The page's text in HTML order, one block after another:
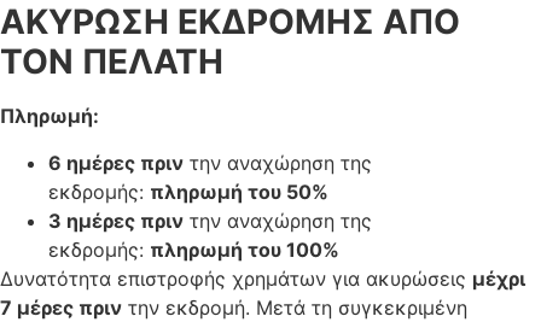
ΑΚΥΡΩΣΗ ΕΚΔΡΟΜΗΣ ΑΠΟ
ΤΟΝ ΠΕΛΑΤΗ
Πληρωμή:
6 ημέρες πριν την αναχώρηση της
εκδρομής: πληρωμή του 50%
3 ημέρες πριν την αναχώρηση της
εκδρομής: πληρωμή του 100%
Δυνατότητα επιστροφής χρημάτων για ακυρώσεις μέχρι
7 μέρες πριν την εκδρομή. Μετά τη συγκεκριμένη